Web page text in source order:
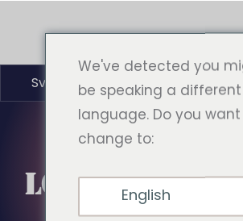
Svenska
We've detected you
be speaking a different
language. Do you
change to:
English